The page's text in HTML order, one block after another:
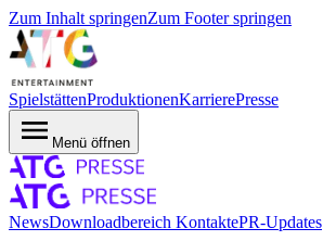
Zum Inhalt springenZum Footer springen
SpielstättenProduktionenKarrierePresse
Menü öffnen
NewsDownloadbereich KontaktePR-Updates